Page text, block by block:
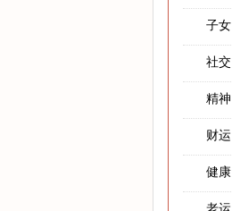
子女
社交
精神
财运
健康